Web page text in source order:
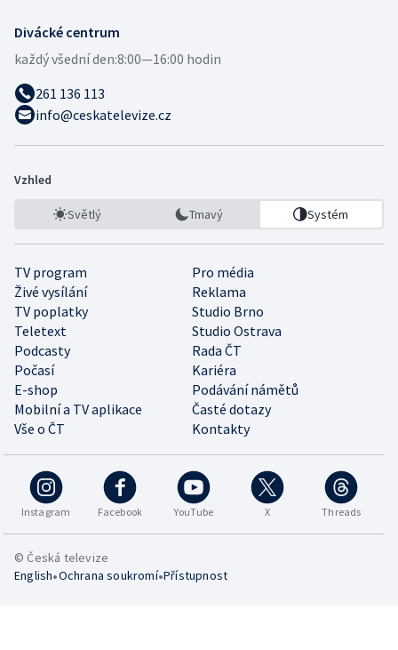
Divácké centrum
každý všední den:8:00—16:00 hodin
261 136 113
info@ceskatelevize.cz
Vzhled
Světlý Tmavý Systém
TV program
Pro média
Živé vysílání
Reklama
TV poplatky
Studio Brno
Teletext
Studio Ostrava
Podcasty
Rada ČT
Počasí
Kariéra
E-shop
Podávání námětů
Mobilní a TV aplikace
Časté dotazy
Vše o ČT
Kontakty
Instagram Facebook YouTube X Threads
© Česká televize
English•Ochrana soukromí•Přístupnost